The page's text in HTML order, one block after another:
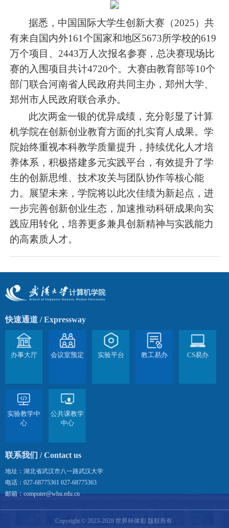
据悉，中国国际大学生创新大赛（2025）共
有来自国内外161个国家和地区5673所学校的619
万个项目、2443万人次报名参赛，总决赛现场比
赛的入围项目共计4720个。大赛由教育部等10个
部门联合河南省人民政府共同主办，郑州大学、
郑州市人民政府联合承办。
此次两金一银的优异成绩，充分彰显了计算
机学院在创新创业教育方面的扎实育人成果。学
院始终重视本科教学质量提升，持续优化人才培
养体系，积极搭建多元实践平台，有效提升了学
生的创新思维、技术攻关与团队协作等核心能
力。展望未来，学院将以此次佳绩为新起点，进
一步完善创新创业生态，加速推动科研成果向实
践应用转化，培养更多兼具创新精神与实践能力
的高素质人才。
快速通道 / Expressway
办事大厅 会议室预定 实验平台 教工易办 CS易办
实验教学中
心
公共课教学
中心
联系我们 / Contact us
地址：湖北省武汉市八一路武汉大学
电话：027-68775361 027-68775363
邮箱：computer@whu.edu.cn
Copyright © 2023-2028 世界杯体彩 版权所有.